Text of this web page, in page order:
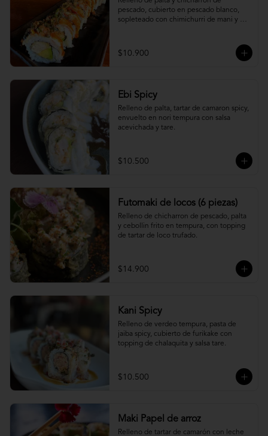
pescado, cubierto en pescado blanco,
sopleteado con chimichurri de mani y
$10.900
Ebi Spicy
Relleno de palta, tartar de camaron spicy,
envuelto en nori tempura con salsa
acevichada y tare.
$10.500
Futomaki de locos (6 piezas)
Relleno de chicharron de pescado, palta
y cebollin frito en tempura, con topping
de tartar de loco trufado.
$14.900
Kani Spicy
Relleno de verdeo tempura, pasta de
jaiba spicy, cubierto de furikake con
topping de chalaquita y salsa tare.
$10.500
Maki Papel de arroz
Relleno de tartar de camarón con leche